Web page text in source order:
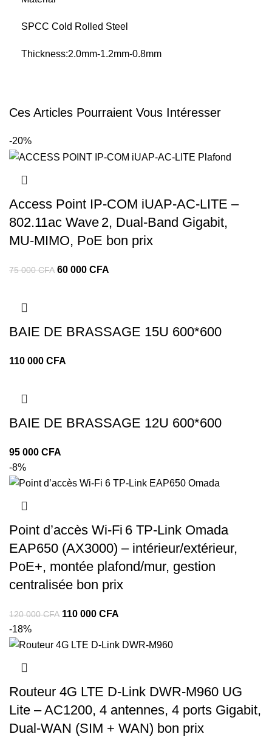
SPCC Cold Rolled Steel
Thickness:2.0mm-1.2mm-0.8mm
Ces Articles Pourraient Vous Intéresser
-20%
Access Point IP‑COM iUAP‑AC‑LITE –
802.11ac Wave 2, Dual‑Band Gigabit,
MU‑MIMO, PoE bon prix
75 000CFA 60 000 CFA
BAIE DE BRASSAGE 15U 600*600
CFA
BAIE DE BRASSAGE 12U 600*600
CFA
-8%
Point d’accès Wi‑Fi 6 TP‑Link Omada
EAP650 (AX3000) – intérieur/extérieur,
PoE+, montée plafond/mur, gestion
centralisée bon prix
120 000CFA 110 000 CFA
-18%
Routeur 4G LTE D-Link DWR-M960 UG
Lite – AC1200, 4 antennes, 4 ports Gigabit,
Dual-WAN (SIM + WAN) bon prix